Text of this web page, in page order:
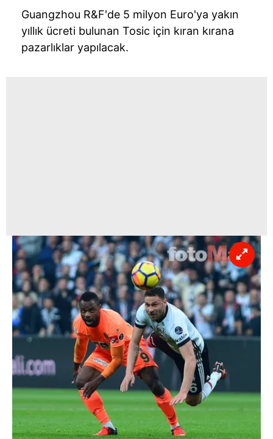
Guangzhou R&F'de 5 milyon Euro'ya yakın
yıllık ücreti bulunan Tosic için kıran kırana
pazarlıklar yapılacak.